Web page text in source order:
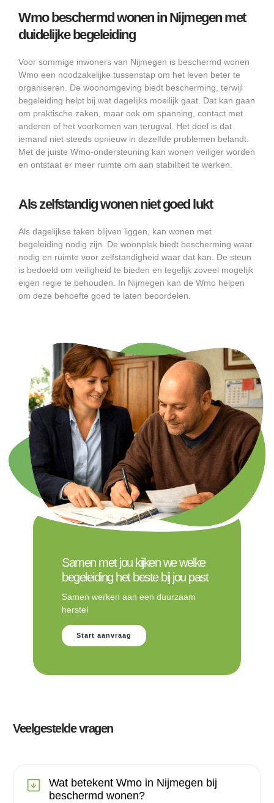
Wmo beschermd wonen in Nijmegen met
duidelijke begeleiding
Voor sommige inwoners van Nijmegen is beschermd wonen
Wmo een noodzakelijke tussenstap om het leven beter te
organiseren. De woonomgeving biedt bescherming, terwijl
begeleiding helpt bij wat dagelijks moeilijk gaat. Dat kan gaan
om praktische zaken, maar ook om spanning, contact met
anderen of het voorkomen van terugval. Het doel is dat
iemand niet steeds opnieuw in dezelfde problemen belandt.
Met de juiste Wmo-ondersteuning kan wonen veiliger worden
en ontstaat er meer ruimte om aan stabiliteit te werken.
Als zelfstandig wonen niet goed lukt
Als dagelijkse taken blijven liggen, kan wonen met
begeleiding nodig zijn. De woonplek biedt bescherming waar
nodig en ruimte voor zelfstandigheid waar dat kan. De steun
is bedoeld om veiligheid te bieden en tegelijk zoveel mogelijk
eigen regie te behouden. In Nijmegen kan de Wmo helpen
om deze behoefte goed te laten beoordelen.
Samen met jou kijken we welke
begeleiding het beste bij jou past
Samen werken aan een duurzaam
herstel
Start aanvraag
Veelgestelde vragen
Wat betekent Wmo in Nijmegen bij
beschermd wonen?